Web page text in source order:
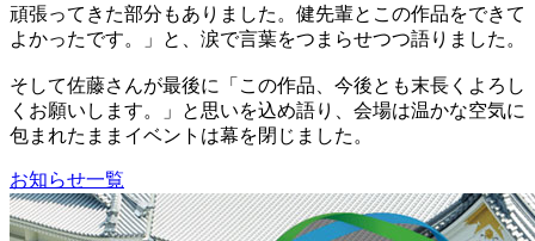
頑張ってきた部分もありました。健先輩とこの作品をできて
よかったです。」と、涙で言葉をつまらせつつ語りました。
そして佐藤さんが最後に「この作品、今後とも末長くよろし
くお願いします。」と思いを込め語り、会場は温かな空気に
包まれたままイベントは幕を閉じました。
お知らせ一覧